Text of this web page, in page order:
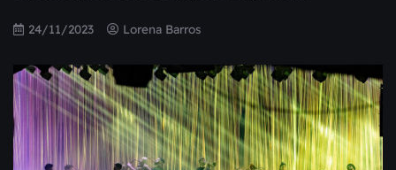
24/11/2023 Lorena Barros